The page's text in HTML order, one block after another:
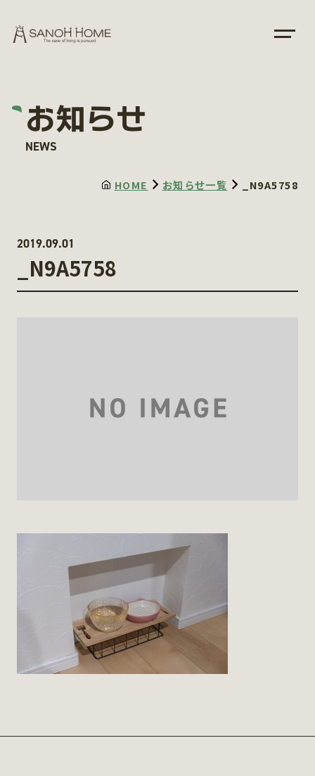
お知らせ
NEWS
HOME お知らせ一覧 _N9A5758
2019.09.01
_N9A5758